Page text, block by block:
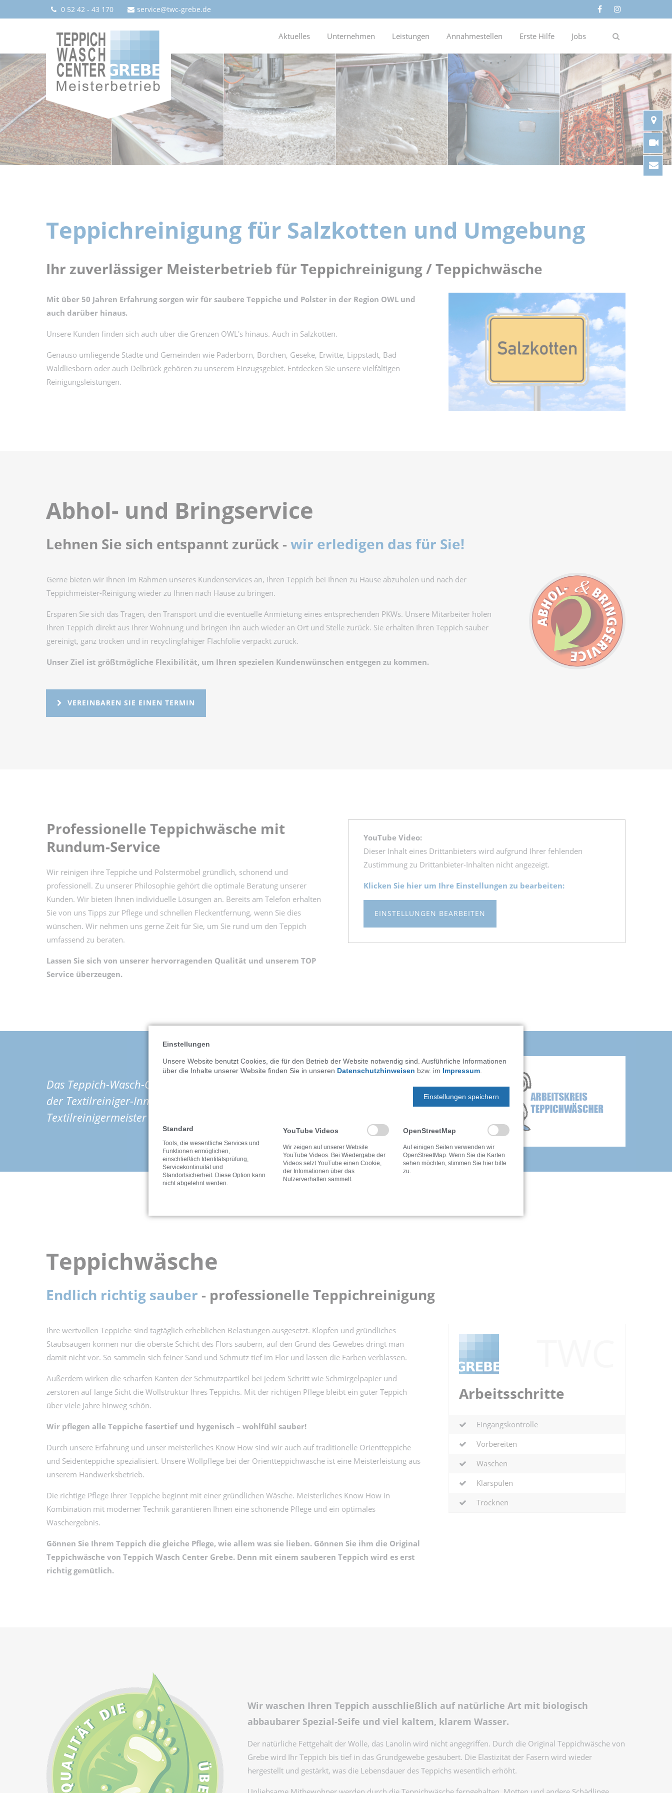
0 52 42 - 43 170 service@twc-grebe.de
Aktuelles Unternehmen Leistungen Annahmestellen Erste Hilfe Jobs
Teppichreinigung für Salzkotten und Umgebung
Ihr zuverlässiger Meisterbetrieb für Teppichreinigung / Teppichwäsche
Mit über 50 Jahren Erfahrung sorgen wir für saubere Teppiche und Polster in der Region OWL und
auch darüber hinaus.
Unsere Kunden finden sich auch über die Grenzen OWL's hinaus. Auch in Salzkotten.
Genauso umliegende Städte und Gemeinden wie Paderborn, Borchen, Geseke, Erwitte, Lippstadt, Bad
Waldliesborn oder auch Delbrück gehören zu unserem Einzugsgebiet. Entdecken Sie unsere vielfältigen
Reinigungsleistungen.
Abhol- und Bringservice
Lehnen Sie sich entspannt zurück - wir erledigen das für Sie!
Gerne bieten wir Ihnen im Rahmen unseres Kundenservices an, Ihren Teppich bei Ihnen zu Hause abzuholen und nach der
Teppichmeister-Reinigung wieder zu Ihnen nach Hause zu bringen.
Ersparen Sie sich das Tragen, den Transport und die eventuelle Anmietung eines entsprechenden PKWs. Unsere Mitarbeiter holen
Ihren Teppich direkt aus Ihrer Wohnung und bringen ihn auch wieder an Ort und Stelle zurück. Sie erhalten Ihren Teppich sauber
gereinigt, ganz trocken und in recyclingfähiger Flachfolie verpackt zurück.
Unser Ziel ist größtmögliche Flexibilität, um Ihren spezielen Kundenwünschen entgegen zu kommen.
VEREINBAREN SIE EINEN TERMIN
Professionelle Teppichwäsche mit
Rundum-Service
Wir reinigen ihre Teppiche und Polstermöbel gründlich, schonend und
professionell. Zu unserer Philosophie gehört die optimale Beratung unserer
Kunden. Wir bieten Ihnen individuelle Lösungen an. Bereits am Telefon erhalten
Sie von uns Tipps zur Pflege und schnellen Fleckentfernung, wenn Sie dies
wünschen. Wir nehmen uns gerne Zeit für Sie, um Sie rund um den Teppich
umfassend zu beraten.
Lassen Sie sich von unserer hervorragenden Qualität und unserem TOP
Service überzeugen.
YouTube Video:
Dieser Inhalt eines Drittanbieters wird aufgrund Ihrer fehlenden
Zustimmung zu Drittanbieter-Inhalten nicht angezeigt.
Klicken Sie hier um Ihre Einstellungen zu bearbeiten:
EINSTELLUNGEN BEARBEITEN
Das Teppich-Wasch-Center Grebe ist ein Meisterbetrieb
der Textilreiniger-Innung, das in zweiter Generation von
Textilreinigermeister Martin Grebe geführt wird.
Teppichwäsche
Endlich richtig sauber - professionelle Teppichreinigung
Ihre wertvollen Teppiche sind tagtäglich erheblichen Belastungen ausgesetzt. Klopfen und gründliches
Staubsaugen können nur die oberste Schicht des Flors säubern, auf den Grund des Gewebes dringt man
damit nicht vor. So sammeln sich feiner Sand und Schmutz tief im Flor und lassen die Farben verblassen.
Außerdem wirken die scharfen Kanten der Schmutzpartikel bei jedem Schritt wie Schmirgelpapier und
zerstören auf lange Sicht die Wollstruktur Ihres Teppichs. Mit der richtigen Pflege bleibt ein guter Teppich
über viele Jahre hinweg schön.
Wir pflegen alle Teppiche fasertief und hygenisch – wohlfühl sauber!
Durch unsere Erfahrung und unser meisterliches Know How sind wir auch auf traditionelle Orientteppiche
und Seidenteppiche spezialisiert. Unsere Wollpflege bei der Orientteppichwäsche ist eine Meisterleistung aus
unserem Handwerksbetrieb.
Die richtige Pflege Ihrer Teppiche beginnt mit einer gründlichen Wäsche. Meisterliches Know How in
Kombination mit moderner Technik garantieren Ihnen eine schonende Pflege und ein optimales
Waschergebnis.
Gönnen Sie Ihrem Teppich die gleiche Pflege, wie allem was sie lieben. Gönnen Sie ihm die Original
Teppichwäsche von Teppich Wasch Center Grebe. Denn mit einem sauberen Teppich wird es erst
richtig gemütlich.
Arbeitsschritte
Eingangskontrolle
Vorbereiten
Waschen
Klarspülen
Trocknen
Wir waschen Ihren Teppich ausschließlich auf natürliche Art mit biologisch
abbaubarer Spezial-Seife und viel kaltem, klarem Wasser.
Der natürliche Fettgehalt der Wolle, das Lanolin wird nicht angegriffen. Durch die Original Teppichwäsche von
Grebe wird Ihr Teppich bis tief in das Grundgewebe gesäubert. Die Elastizität der Fasern wird wieder
hergestellt und gestärkt, was die Lebensdauer des Teppichs wesentlich erhöht.
Einstellungen
Unsere Website benutzt Cookies, die für den Betrieb der Website notwendig sind. Ausführliche Informationen
über die Inhalte unserer Website finden Sie in unseren Datenschutzhinweisen bzw. im Impressum.
Einstellungen speichern
Standard
Tools, die wesentliche Services und
Funktionen ermöglichen,
einschließlich Identitätsprüfung,
Servicekontinuität und
Standortsicherheit. Diese Option kann
nicht abgelehnt werden.
YouTube Videos
Wir zeigen auf unserer Website
YouTube Videos. Bei Wiedergabe der
Videos setzt YouTube einen Cookie,
der Infomationen über das
Nutzerverhalten sammelt.
OpenStreetMap
Auf einigen Seiten verwenden wir
OpenStreetMap. Wenn Sie die Karten
sehen möchten, stimmen Sie hier bitte
zu.